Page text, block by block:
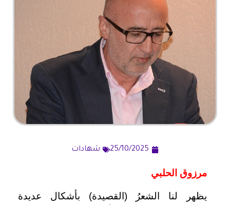
25/10/2025 شهادات
مرزوق الحلبي
يظهر لنا الشعرُ (القصيدة) بأشكال عديدة